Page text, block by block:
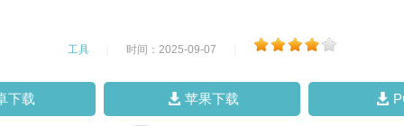
工具 时间：2025-09-07
下载 苹果下载